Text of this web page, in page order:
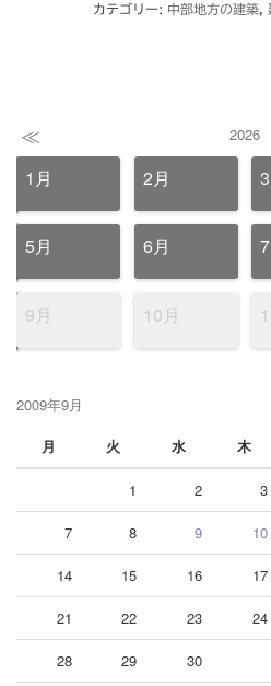
カテゴリー: 中部地方の建築
≪ 2026
1月 2月
5月 6月
9月 10月
2009年9月
月
火 水 木
1 2 3
7 8 9 10
14 15 16 17
21 22 23 24
28 29 30